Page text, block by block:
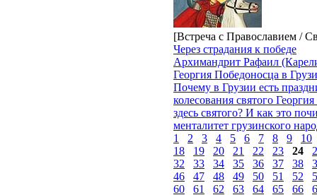
[Встреча с Православием /
Через страдания к победе
Архимандрит Рафаил
Георгия Победоносца в
Почему в Грузии есть
колесования святого
здесь святого? И как это
менталитет грузинского
1
2 3 4 5 6 7 8 9
10
18
19 20 21 22 23 24
32
33 34 35 36 37 38
46
47 48 49 50 51 52
60
61 62 63 64 65 66